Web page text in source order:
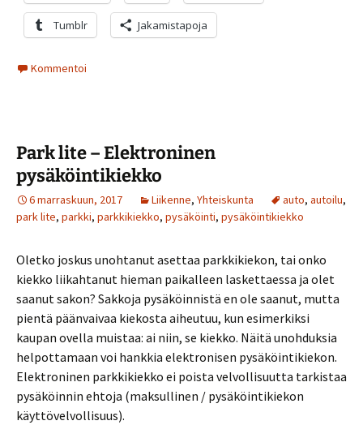
Tumblr Jakamistapoja
Kommentoi
Park lite – Elektroninen
pysäköintikiekko
6 marraskuun, 2017 Liikenne, Yhteiskunta auto, autoilu,
park lite, parkki, parkkikiekko, pysäköinti, pysäköintikiekko
Oletko joskus unohtanut asettaa parkkikiekon, tai onko
kiekko liikahtanut hieman paikalleen laskettaessa ja olet
saanut sakon? Sakkoja pysäköinnistä en ole saanut, mutta
pientä päänvaivaa kiekosta aiheutuu, kun esimerkiksi
kaupan ovella muistaa: ai niin, se kiekko. Näitä unohduksia
helpottamaan voi hankkia elektronisen pysäköintikiekon.
Elektroninen parkkikiekko ei poista velvollisuutta tarkistaa
pysäköinnin ehtoja (maksullinen / pysäköintikiekon
käyttövelvollisuus).